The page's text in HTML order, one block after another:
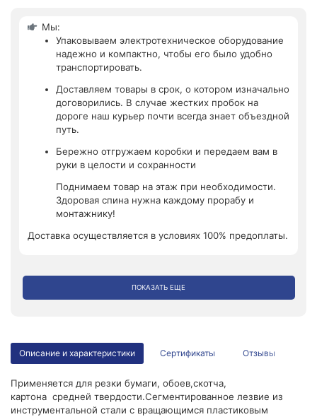
Мы:
Упаковываем электротехническое оборудование
надежно и компактно, чтобы его было удобно
транспортировать.
Доставляем товары в срок, о котором изначально
договорились. В случае жестких пробок на
дороге наш курьер почти всегда знает объездной
путь.
Бережно отгружаем коробки и передаем вам в
руки в целости и сохранности
Поднимаем товар на этаж при необходимости.
Здоровая спина нужна каждому прорабу и
монтажнику!
Доставка осуществляется в условиях 100% предоплаты.
ПОКАЗАТЬ ЕЩЕ
Описание и характеристики Сертификаты Отзывы
Применяется для резки бумаги, обоев,скотча,
картона средней твердости.Сегментированное лезвие из
инструментальной стали с вращающимся пластиковым